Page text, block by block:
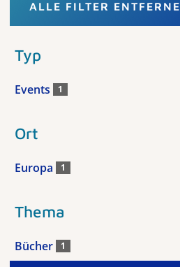
ALLE FILTER
Typ
Events 1
Ort
Europa 1
Thema
Bücher 1